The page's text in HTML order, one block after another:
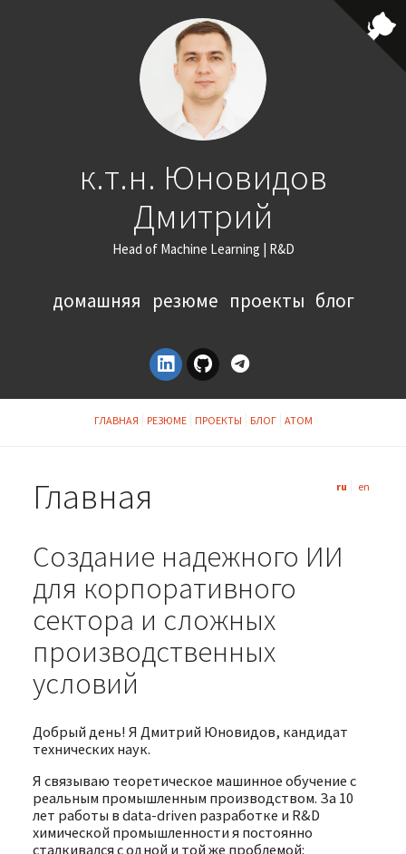
к.т.н. Юновидов
Дмитрий
Head of Machine Learning | R&D
домашняя резюме проекты блог
ГЛАВНАЯ РЕЗЮМЕ ПРОЕКТЫ БЛОГ АТОМ
ru en
Главная
Создание надежного ИИ
для корпоративного
сектора и сложных
производственных
условий
Добрый день! Я Дмитрий Юновидов, кандидат
технических наук.
Я связываю теоретическое машинное обучение с
реальным промышленным производством. За 10
лет работы в data-driven разработке и R&D
химической промышленности я постоянно
сталкивался с одной и той же проблемой: